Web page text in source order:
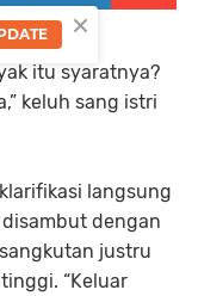
kenapa
itu syaratnya?
keluh sang istri
langsung
dengan
justru
“Keluar
×